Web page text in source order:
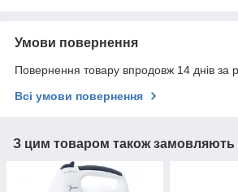
Умови повернення
Повернення товару впродовж 14 днів за
Всі умови повернення
З цим товаром також замовляють